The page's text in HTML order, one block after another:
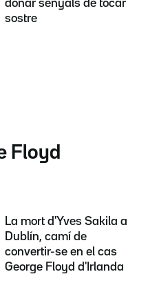
donar senyals de tocar
sostre
Floyd
La mort d'Yves Sakila a
Dublín, camí de
convertir-se en el cas
George Floyd d'Irlanda